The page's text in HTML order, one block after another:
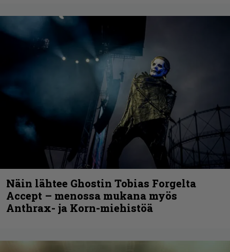
Näin lähtee Ghostin Tobias Forgelta
Accept – menossa mukana myös
Anthrax- ja Korn-miehistöä